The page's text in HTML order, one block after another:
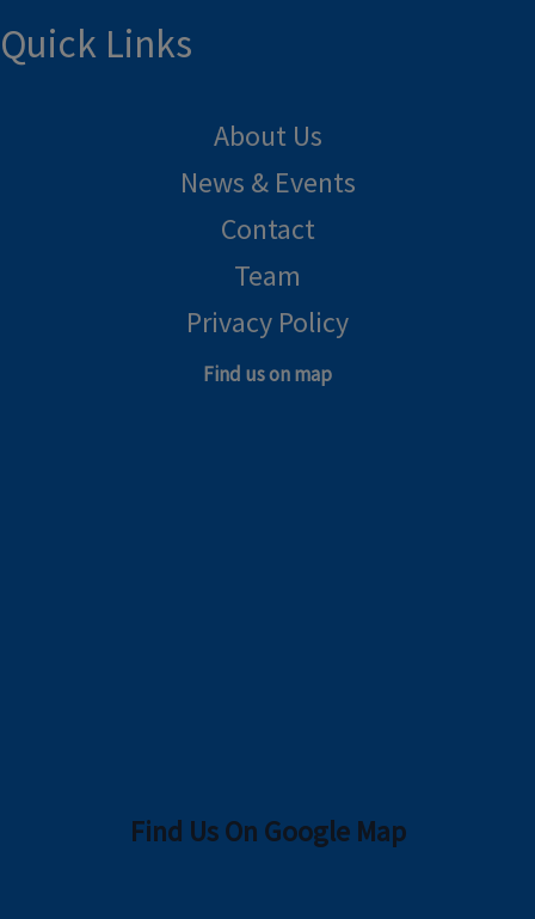
Quick Links
About Us
News & Events
Contact
Team
Privacy Policy
Find us on map
Find Us On Google Map